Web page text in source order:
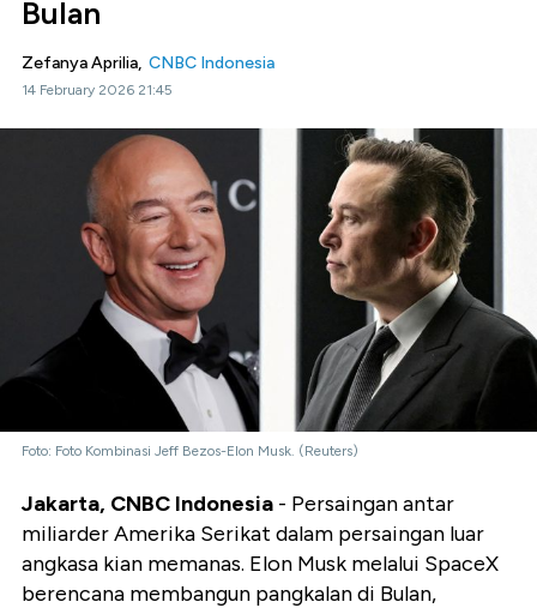
Bulan
Zefanya Aprilia, CNBC Indonesia
14 February 2026 21:45
Foto: Foto Kombinasi Jeff Bezos-Elon Musk. (Reuters)
Jakarta, CNBC Indonesia - Persaingan antar
miliarder Amerika Serikat dalam persaingan luar
angkasa kian memanas. Elon Musk melalui SpaceX
berencana membangun pangkalan di Bulan,